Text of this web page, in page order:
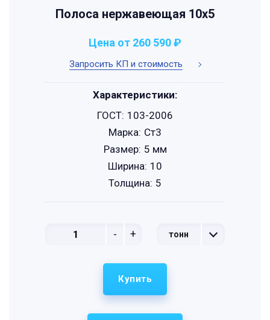
Полоса нержавеющая 10х5
Запросить КП и стоимость
Цена от 260 590 ₽
- + тонн
Характеристики:
ГОСТ: 103-2006
Марка: Ст3
Размер: 5 мм
Ширина: 10
Толщина: 5
Купить